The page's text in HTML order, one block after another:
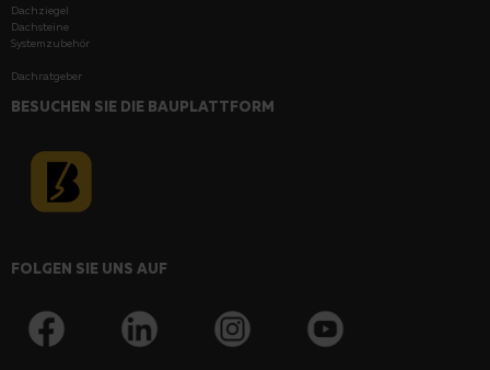
Dachziegel
Dachsteine
Systemzubehör
Dachratgeber
BESUCHEN SIE DIE BAUPLATTFORM
FOLGEN SIE UNS AUF
telefonisch unter +49 8272 86 499